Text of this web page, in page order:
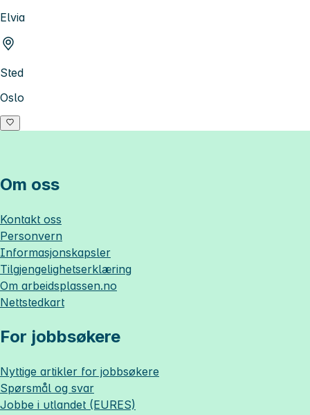
Elvia
Sted
Oslo
Om oss
Kontakt oss
Personvern
Informasjonskapsler
Tilgjengelighetserklæring
Om arbeidsplassen.no
Nettstedkart
For jobbsøkere
Nyttige artikler for jobbsøkere
Spørsmål og svar
Jobbe i utlandet (EURES)